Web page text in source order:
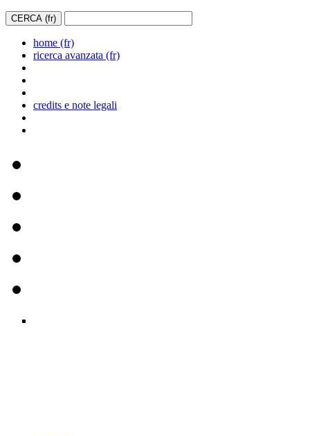
home (fr)
ricerca avanzata (fr)
credits e note legali